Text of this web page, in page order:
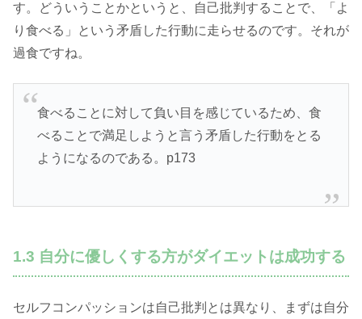
す。どういうことかというと、自己批判することで、「よ
り食べる」という矛盾した行動に走らせるのです。それが
過食ですね。
食べることに対して負い目を感じているため、食
べることで満足しようと言う矛盾した行動をとる
ようになるのである。p173
1.3 自分に優しくする方がダイエットは成功する
セルフコンパッションは自己批判とは異なり、まずは自分